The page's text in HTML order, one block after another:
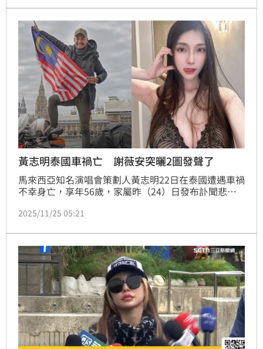
黃志明泰國車禍亡 謝薇安突曬2圖發聲了
馬來西亞知名演唱會策劃人黃志明22日在泰國遭遇車禍
不幸身亡，享年56歲，家屬昨（24）日發布訃聞悲痛
發外界誤會。近日因「護理系女神」謝侑芯命案，與黃
了。
2025/11/25 05:21